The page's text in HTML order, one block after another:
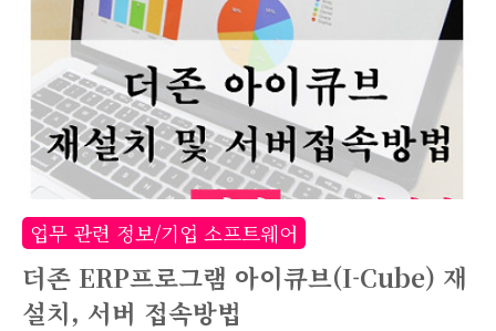
수가 있는데요. ERP를 잘 다룰줄 아신다면 아랫
부분을 SKIP하시고 간단히 입고처리하는 꿀팁 방
법만 보시면 될 것 같습니다. 입고처리는 크게 두
가지로 나누어지는데요. 바로 '발주입고'와 '예외입
고'입니다. 발주입고는 말 그대로 발주등록을 한
물품에 대해 입고처리를 하는 것이고, 예외입고는
발주등록하지 않고 입고된 물품에 대해 입고처리
를 하는 것을 말하는데요. 차례대로 입고처리 방..
업무 관련 정보/기업 소프트웨어
더존 ERP프로그램 아이큐브(I-Cube) 재
설치, 서버 접속방법